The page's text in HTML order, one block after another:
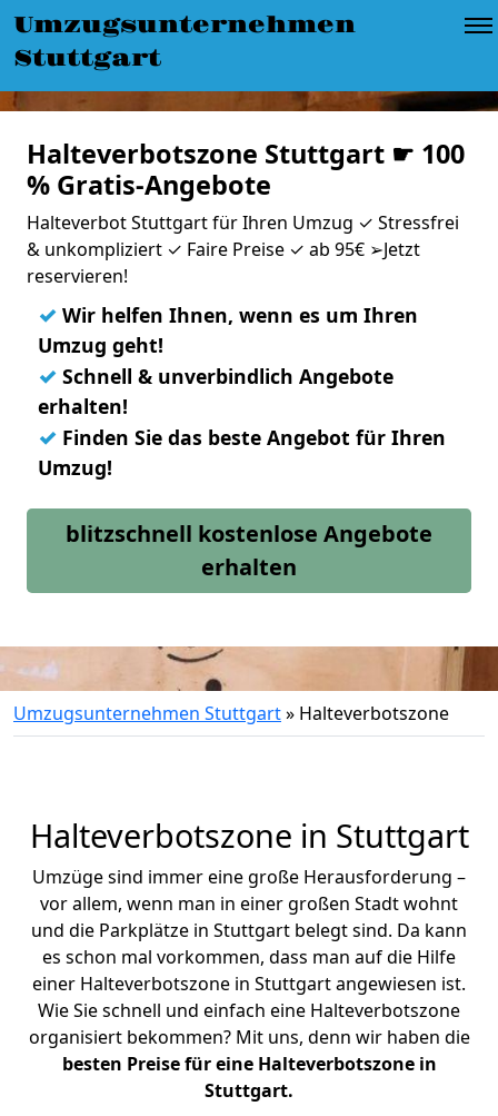
Umzugsunternehmen
Stuttgart
Halteverbotszone Stuttgart ☛ 100
% Gratis-Angebote
Halteverbot Stuttgart für Ihren Umzug ✓ Stressfrei
& unkompliziert ✓ Faire Preise ✓ ab 95€ ➢Jetzt
reservieren!
✓ Wir helfen Ihnen, wenn es um Ihren
Umzug geht!
✓ Schnell & unverbindlich Angebote
erhalten!
✓ Finden Sie das beste Angebot für Ihren
Umzug!
blitzschnell kostenlose Angebote
erhalten
Umzugsunternehmen Stuttgart» Halteverbotszone
Halteverbotszone in Stuttgart
Umzüge sind immer eine große Herausforderung –
vor allem, wenn man in einer großen Stadt wohnt
und die Parkplätze in Stuttgart belegt sind. Da kann
es schon mal vorkommen, dass man auf die Hilfe
einer Halteverbotszone in Stuttgart angewiesen ist.
Wie Sie schnell und einfach eine Halteverbotszone
organisiert bekommen? Mit uns, denn wir haben die
besten Preise für eine Halteverbotszone in
Stuttgart.